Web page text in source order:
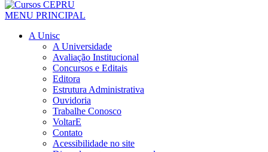
MENU PRINCIPAL
A Unisc
A Universidade
Avaliação Institucional
Concursos e Editais
Editora
Estrutura Administrativa
Ouvidoria
Trabalhe Conosco
VoltarE
Contato
Acessibilidade no site